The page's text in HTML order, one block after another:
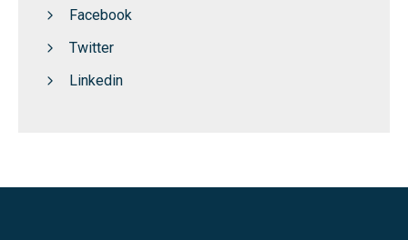
Facebook
Twitter
Linkedin